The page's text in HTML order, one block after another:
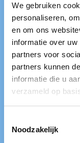
We gebruiken
personaliseren,
en om ons
informatie over
partners voor
partners kunnen
informatie die u
verzameld op
Noodzakelijk